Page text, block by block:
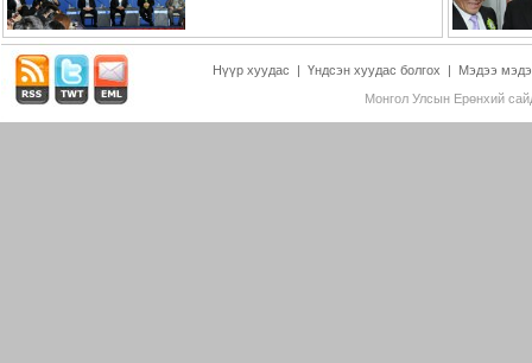
Нүүр хуудас | Үндсэн хуудас болгох |
Мэдээ
Монгол Улсын Ерөнхий